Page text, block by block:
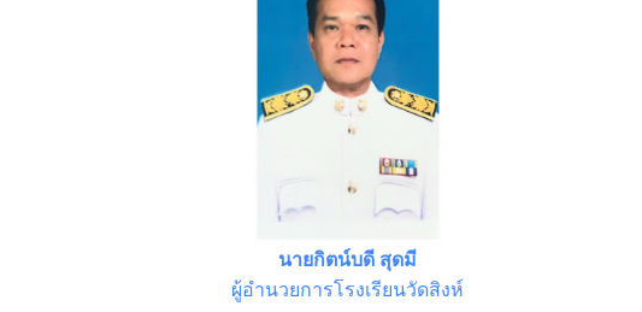
นายกิตน์บดี สุดมี
ผู้อำนวยการโรงเรียนวัดสิงห์